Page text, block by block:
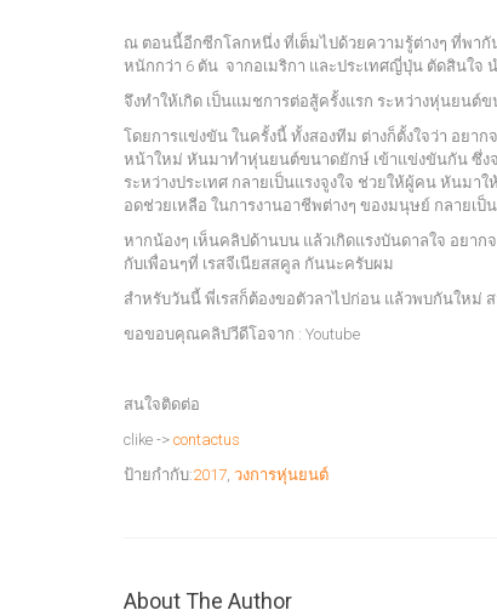
ณ ตอนนี้อีกซีกโลกหนึ่ง ที่เต็มไปด้วยความรู้ต่างๆ ที่พา
หนักกว่า 6 ตัน จากอเมริกา และประเทศญี่ปุ่น ตัดสินใจ
จึงทำให้เกิด เป็นแมชการต่อสู้ครั้งแรก ระหว่างหุ่นยนต์
โดยการแข่งขัน ในครั้งนี้ ทั้งสองทีม ต่างก็ตั้งใจว่า อยา
หน้าใหม่ หันมาทำหุ่นยนต์ขนาดยักษ์ เข้าแข่งขันกัน ซึ่ง
ระหว่างประเทศ กลายเป็นแรงจูงใจ ช่วยให้ผู้คน หัน
อดช่วยเหลือ ในการงานอาชีพต่างๆ ของมนุษย์ กลายเ
หากน้องๆ เห็นคลิปด้านบน แล้วเกิดแรงบันดาลใจ อยา
กับเพื่อนๆที่ เรสจีเนียสสคูล กันนะครับผม
สำหรับวันนี้ พี่เรสก็ต้องขอตัวลาไปก่อน แล้วพบกันใหม่
ขอขอบคุณคลิปวีดีโอจาก : Youtube
สนใจติดต่อ
clike -> contactus
ป้ายกำกับ:2017, วงการหุ่นยนต์
About The Author